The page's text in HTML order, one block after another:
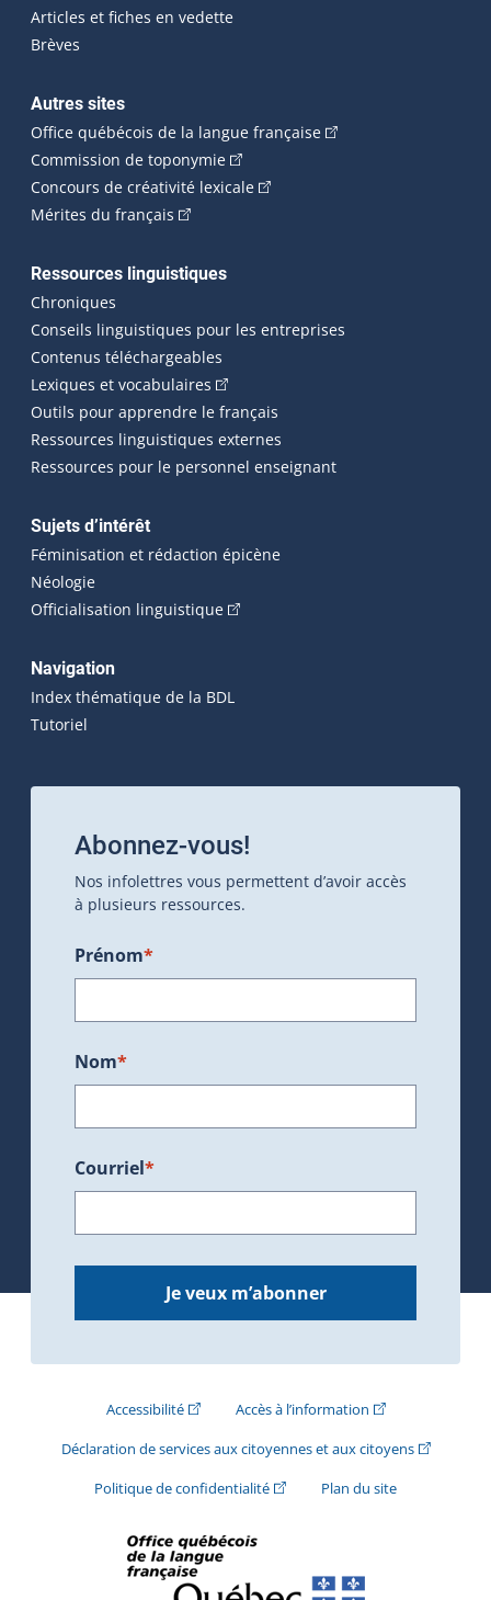
Articles et fiches en vedette
Brèves
Autres sites
Office québécois de la langue française(Cet hyperlien
Commission de toponymie(Cet hyperlien externe s'ouvrira
Concours de créativité lexicale(Cet hyperlien externe
Mérites du français (Cet hyperlien externe s'ouvrira dans une
Ressources linguistiques
Chroniques
Conseils linguistiques pour les entreprises
Contenus téléchargeables
Lexiques et vocabulaires (Cet hyperlien externe s'ouvrira
Outils pour apprendre le français
Ressources linguistiques externes
Ressources pour le personnel enseignant
Sujets d’intérêt
Féminisation et rédaction épicène
Néologie
Officialisation linguistique(Cet hyperlien externe s'ouvrira
Navigation
Index thématique de la BDL
Tutoriel
Abonnez-vous!
Nos infolettres vous permettent d’avoir accès
à plusieurs ressources.
Prénom*
Nom*
Courriel*
Je veux m’abonner
Accessibilité(Cet hyperlien externe s'ouvrira dans une
Accès à l’information(Cet hyperlien
Déclaration de services aux citoyennes et aux citoyens(Cet
Politique de confidentialité(Cet hyperlien externe s'ouvrira
Plan du site